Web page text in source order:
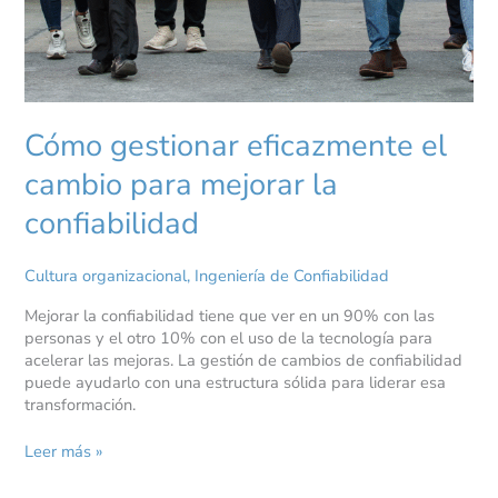
Cómo gestionar eficazmente el
cambio para mejorar la
confiabilidad
Cultura organizacional, Ingeniería de Confiabilidad
Mejorar la confiabilidad tiene que ver en un 90% con las
personas y el otro 10% con el uso de la tecnología para
acelerar las mejoras. La gestión de cambios de confiabilidad
puede ayudarlo con una estructura sólida para liderar esa
transformación.
Leer más »